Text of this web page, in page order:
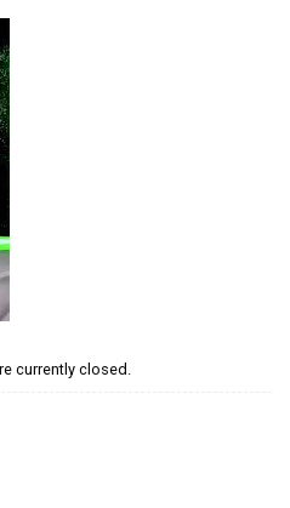
currently closed.